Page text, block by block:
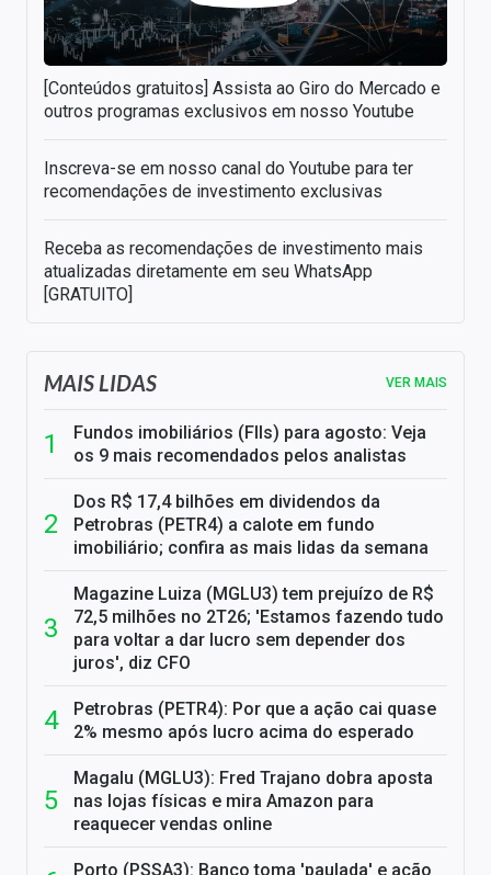
[Conteúdos gratuitos] Assista ao Giro do Mercado e
outros programas exclusivos em nosso Youtube
Inscreva-se em nosso canal do Youtube para ter
recomendações de investimento exclusivas
Receba as recomendações de investimento mais
atualizadas diretamente em seu WhatsApp
[GRATUITO]
MAIS LIDAS VER MAIS
Fundos imobiliários (FIIs) para agosto: Veja
os 9 mais recomendados pelos analistas
Dos R$ 17,4 bilhões em dividendos da
Petrobras (PETR4) a calote em fundo
imobiliário; confira as mais lidas da semana
Magazine Luiza (MGLU3) tem prejuízo de R$
72,5 milhões no 2T26; 'Estamos fazendo tudo
para voltar a dar lucro sem depender dos
juros', diz CFO
Petrobras (PETR4): Por que a ação cai quase
2% mesmo após lucro acima do esperado
Magalu (MGLU3): Fred Trajano dobra aposta
nas lojas físicas e mira Amazon para
reaquecer vendas online
Porto (PSSA3): Banco toma 'paulada' e ação